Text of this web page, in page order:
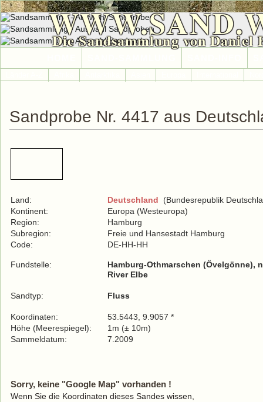
Die Sandsammlung von Daniel
Sandprobe Nr. 4417 aus
Land: Deutschland (Bundesrepublik
Kontinent:
Europa (Westeuropa)
Region:
Hamburg
Subregion:
Freie und Hansestadt Hamburg
Code:
DE-HH-HH
Fundstelle:
Hamburg-Othmarschen (Övelgönne),
River Elbe
Sandtyp: Fluss
Koordinaten:
53.5443, 9.9057 *
Höhe (Meerespiegel):
1m (± 10m)
Sammeldatum:
7.2009
Sorry, keine "Google Map" vorhanden !
Wenn Sie die Koordinaten dieses Sandes wissen,